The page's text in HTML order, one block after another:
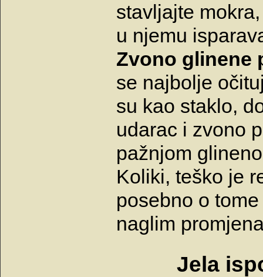
stavljajte
u njemu
Zvono glinene
se najbolje
su kao staklo,
udarac i zvono
pažnjom
Koliki, teško je
posebno o
naglim
Jela